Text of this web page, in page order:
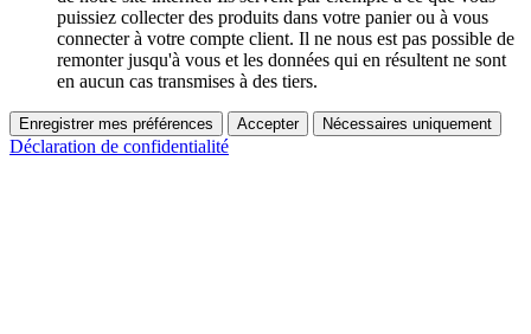
puissiez collecter des produits dans votre panier ou à vous
connecter à votre compte client. Il ne nous est pas possible de
remonter jusqu'à vous et les données qui en résultent ne sont
en aucun cas transmises à des tiers.
Enregistrer mes préférences Accepter Nécessaires uniquement
Déclaration de confidentialité